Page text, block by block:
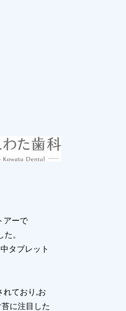
アーで
。
タブレット
れており,お
に注目した